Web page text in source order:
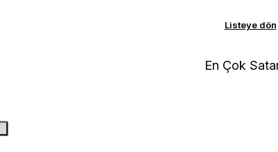
Listeye dön
En Çok